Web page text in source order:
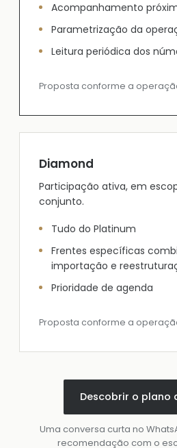
Acompanhamento
Parametrização da
Leitura periódica dos
Proposta conforme a
Diamond
Participação ativa, em
conjunto.
Tudo do Platinum
Frentes específicas
importação e
Prioridade de agenda
Proposta conforme a
Descobrir o plano
Uma conversa curta no
recomendação com o